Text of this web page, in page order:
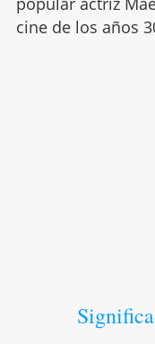
cine de los años